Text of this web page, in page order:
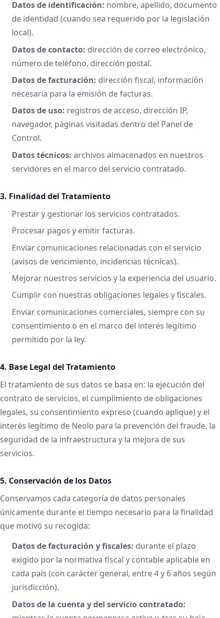
Datos de identificación: nombre, apellido, documento
de identidad (cuando sea requerido por la legislación
local).
Datos de contacto: dirección de correo electrónico,
número de teléfono, dirección postal.
Datos de facturación: dirección fiscal, información
necesaria para la emisión de facturas.
Datos de uso: registros de acceso, dirección IP,
navegador, páginas visitadas dentro del Panel de
Control.
Datos técnicos: archivos almacenados en nuestros
servidores en el marco del servicio contratado.
3. Finalidad del Tratamiento
Prestar y gestionar los servicios contratados.
Procesar pagos y emitir facturas.
Enviar comunicaciones relacionadas con el servicio
(avisos de vencimiento, incidencias técnicas).
Mejorar nuestros servicios y la experiencia del usuario.
Cumplir con nuestras obligaciones legales y fiscales.
Enviar comunicaciones comerciales, siempre con su
consentimiento o en el marco del interés legítimo
permitido por la ley.
4. Base Legal del Tratamiento
El tratamiento de sus datos se basa en: la ejecución del
contrato de servicios, el cumplimiento de obligaciones
legales, su consentimiento expreso (cuando aplique) y el
interés legítimo de Neolo para la prevención del fraude, la
seguridad de la infraestructura y la mejora de sus
servicios.
5. Conservación de los Datos
Conservamos cada categoría de datos personales
únicamente durante el tiempo necesario para la finalidad
que motivó su recogida:
Datos de facturación y fiscales: durante el plazo
exigido por la normativa fiscal y contable aplicable en
cada país (con carácter general, entre 4 y 6 años según
jurisdicción).
Datos de la cuenta y del servicio contratado: